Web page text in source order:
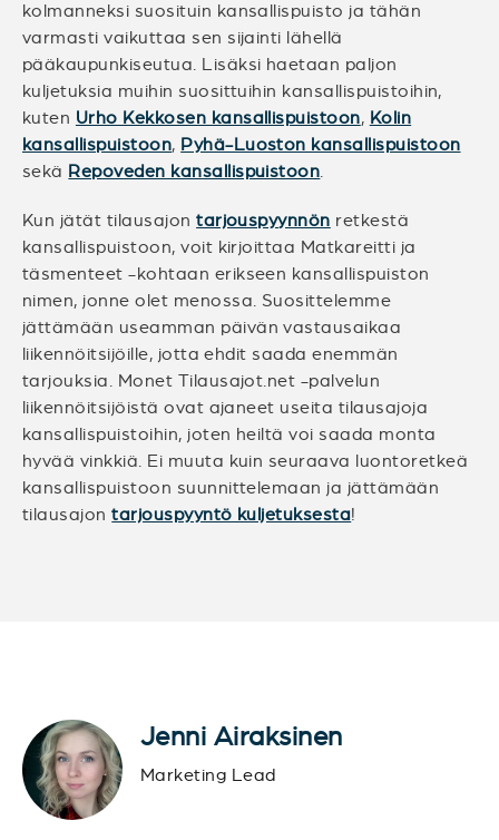
kolmanneksi suosituin kansallispuisto ja tähän
varmasti vaikuttaa sen sijainti lähellä
pääkaupunkiseutua. Lisäksi haetaan paljon
kuljetuksia muihin suosittuihin kansallispuistoihin,
kuten Urho Kekkosen kansallispuistoon, Kolin
kansallispuistoon, Pyhä-Luoston kansallispuistoon
sekä Repoveden kansallispuistoon
Kun jätät tilausajontarjouspyynnön retkestä
kansallispuistoon, voit kirjoittaa Matkareitti ja
täsmenteet -kohtaan erikseen kansallispuiston
nimen, jonne olet menossa. Suosittelemme
jättämään useamman päivän vastausaikaa
liikennöitsijöille, jotta ehdit saada enemmän
tarjouksia. Monet Tilausajot.net -palvelun
liikennöitsijöistä ovat ajaneet useita tilausajoja
kansallispuistoihin, joten heiltä voi saada monta
hyvää vinkkiä. Ei muuta kuin seuraava luontoretkeä
kansallispuistoon suunnittelemaan ja jättämään
tilausajontarjouspyyntö kuljetuksesta!
Jenni Airaksinen
Marketing Lead